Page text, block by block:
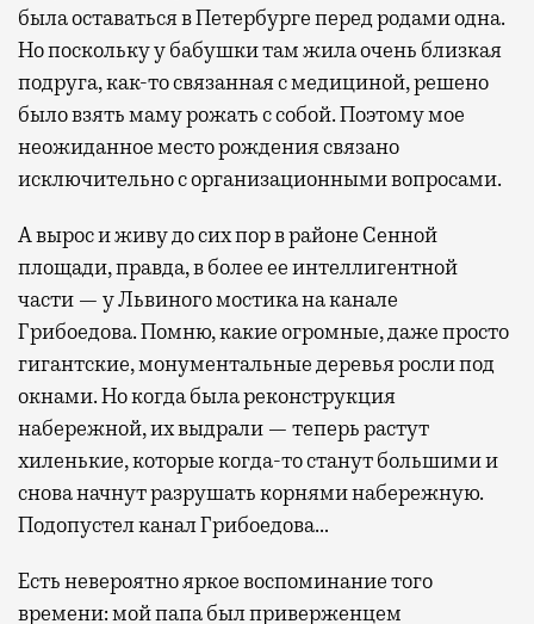
была оставаться в Петербурге перед родами одна.
Но поскольку у бабушки там жила очень близкая
подруга, как-то связанная с медициной, решено
было взять маму рожать с собой. Поэтому мое
неожиданное место рождения связано
исключительно с организационными вопросами.
А вырос и живу до сих пор в районе Сенной
площади, правда, в более ее интеллигентной
части — у Львиного мостика на канале
Грибоедова. Помню, какие огромные, даже просто
гигантские, монументальные деревья росли под
окнами. Но когда была реконструкция
набережной, их выдрали — теперь растут
хиленькие, которые когда-то станут большими и
снова начнут разрушать корнями набережную.
Подопустел канал Грибоедова…
Есть невероятно яркое воспоминание того
времени: мой папа был приверженцем